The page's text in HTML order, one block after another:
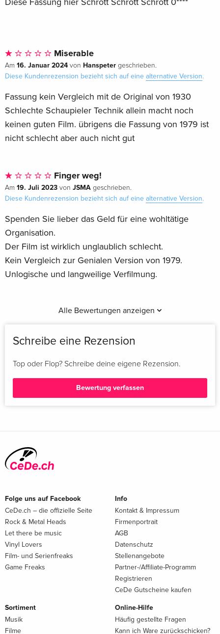
Miserable
Am 16. Januar 2024 von Hanspeter geschrieben.
Diese Kundenrezension bezieht sich auf eine alternative Version.
Fassung kein Vergleich mit de Original von 1930
Schlechte Schaupieler Technik allein macht noch
keinen guten Film. übrigens die Fassung von 1979 ist
nicht schlecht aber auch nicht gut
Finger weg!
Am 19. Juli 2023 von JSMA geschrieben.
Diese Kundenrezension bezieht sich auf eine alternative Version.
Spenden Sie lieber das Geld für eine wohltätige
Organisation.
Der Film ist wirklich unglaublich schlecht.
Kein Vergleich zur Genialen Version von 1979.
Unlogische und langweilige Verfilmung.
Alle Bewertungen anzeigen
Schreibe eine Rezension
Top oder Flop? Schreibe deine eigene Rezension.
Bewertung verfassen
Folge uns auf Facebook
CeDe.ch – die offizielle Seite
Rock & Metal Heads
Let there be music
Vinyl Lovers
Film- und Serienfreaks
Game Freaks
Info
Kontakt & Impressum
Firmenportrait
AGB
Datenschutz
Stellenangebote
Partner-/Affiliate-Programm
Registrieren
CeDe Gutscheine kaufen
Sortiment
Musik
Filme
Online-Hilfe
Häufig gestellte Fragen
Kann ich Ware zurückschicken?